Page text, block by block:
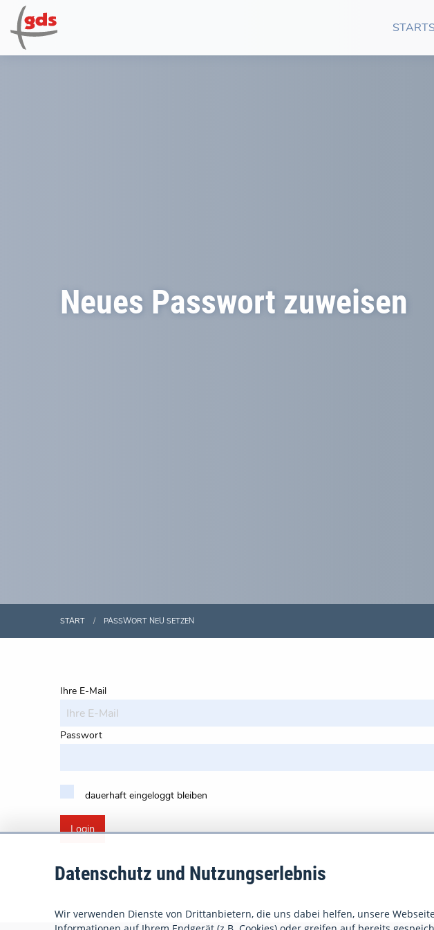
Neues Passwort zuweisen
START PASSWORT NEU SETZEN
Ihre E-Mail
Passwort
dauerhaft eingeloggt bleiben
Login
Datenschutz und Nutzungserlebnis
Wir verwenden Dienste von Drittanbietern, die uns dabei helfen, unsere